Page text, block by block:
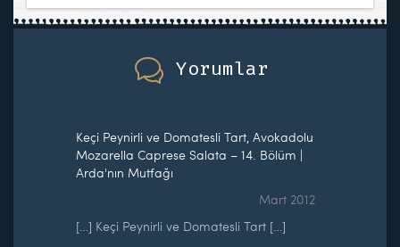
Yorumlar
Keçi Peynirli ve Domatesli Tart, Avokadolu
Mozarella Caprese Salata – 14. Bölüm |
Arda'nın Mutfağı
Mart 2012
[…] Keçi Peynirli ve Domatesli Tart […]